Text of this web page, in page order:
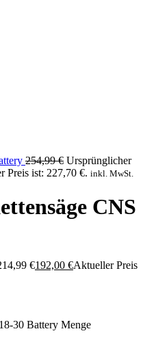
254,99€ Ursprünglicher
Preis ist: 227,70 €. inkl. MwSt.
CNS
€192,00 €Aktueller Preis
30 Battery Menge